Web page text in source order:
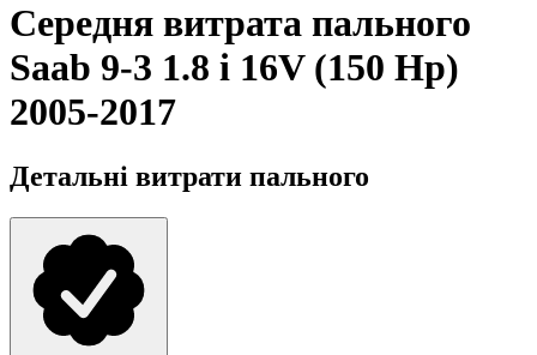
Середня витрата пального
Saab 9-3 1.8 i 16V (150 Hp)
2005-2017
Детальні витрати пального